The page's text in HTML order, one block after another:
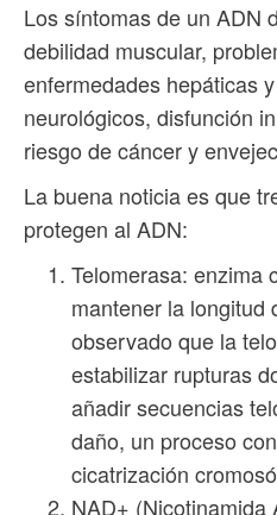
Los síntomas de un ADN
debilidad muscular,
enfermedades hepáticas
neurológicos, disfunción
riesgo de cáncer y
La buena noticia es que
protegen al ADN:
Telomerasa: enzima
mantener la longitud
observado que la
estabilizar rupturas
añadir secuencias
daño, un proceso
cicatrización
NAD+ (Nicotinamida